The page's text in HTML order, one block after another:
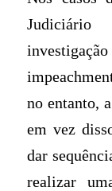
no entanto,
em vez
dar
realizar